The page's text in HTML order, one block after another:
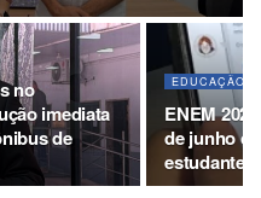
no
imediata
de
EDUCAÇÃO
ENEM
de junho
estudantes